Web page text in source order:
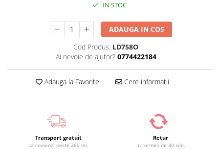
IN STOC
ADAUGA IN COS
Cod Produs: LD758O
Ai nevoie de ajutor? 0774422184
Adauga la Favorite Cere informatii
Transport gratuit
La comenzi peste 260 lei.
Retur
In termen de 30 zile.